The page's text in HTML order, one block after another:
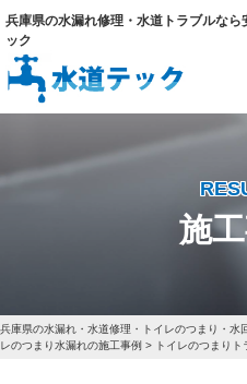
兵庫県の水漏れ修理・水道トラブルな
ック
施
兵庫県の水漏れ・水道修理・トイレのつまり・水
レのつまり水漏れの施工事例 > トイレのつまりト